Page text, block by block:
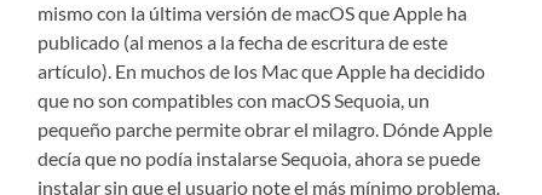
mismo con la última versión de macOS que Apple ha
publicado (al menos a la fecha de escritura de este
artículo). En muchos de los Mac que Apple ha decidido
que no son compatibles con macOS Sequoia, un
pequeño parche permite obrar el milagro. Dónde Apple
decía que no podía instalarse Sequoia, ahora se puede
instalar sin que el usuario note el más mínimo problema.